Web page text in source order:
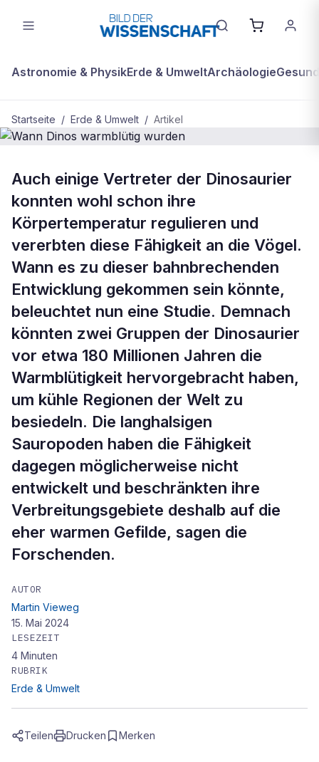
Astronomie & PhysikErde & UmweltArchäologie
Startseite / Erde & Umwelt / Artikel
BDW PlusERDE & UMWELT
Wann Dinos warmblütig wurden
Auch einige Vertreter der Dinosaurier
konnten wohl schon ihre
Körpertemperatur regulieren und
vererbten diese Fähigkeit an die Vögel.
Wann es zu dieser bahnbrechenden
Entwicklung gekommen sein könnte,
beleuchtet nun eine Studie. Demnach
könnten zwei Gruppen der Dinosaurier
vor etwa 180 Millionen Jahren die
Warmblütigkeit hervorgebracht haben,
um kühle Regionen der Welt zu
besiedeln. Die langhalsigen
Sauropoden haben die Fähigkeit
dagegen möglicherweise nicht
entwickelt und beschränkten ihre
Verbreitungsgebiete deshalb auf die
eher warmen Gefilde, sagen die
Forschenden.
AUTOR
Martin Vieweg
15. Mai 2024
LESEZEIT
4 Minuten
RUBRIK
Erde & Umwelt
Teilen Drucken Merken